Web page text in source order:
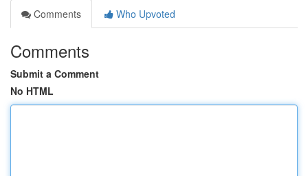
Comments
Who Upvoted
Comments
Submit a Comment
No HTML